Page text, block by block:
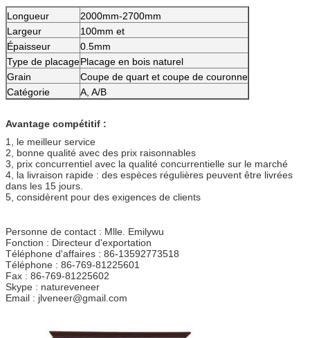
Longueur
2000mm-2700mm
Largeur
100mm et
Épaisseur
0.5mm
Type de placagePlacage en bois naturel
Grain
Coupe de quart et coupe de couronne
Catégorie
A, A/B
Avantage compétitif :
1, le meilleur service
2, bonne qualité avec des prix raisonnables
3, prix concurrentiel avec la qualité concurrentielle sur le marché
4, la livraison rapide : des espèces régulières peuvent être livrées
dans les 15 jours.
5, considèrent pour des exigences de clients
Personne de contact : Mlle. Emilywu
Fonction : Directeur d'exportation
Téléphone d'affaires : 86-13592773518
Téléphone : 86-769-81225601
Fax : 86-769-81225602
Skype : natureveneer
Email : jlveneer@gmail.com